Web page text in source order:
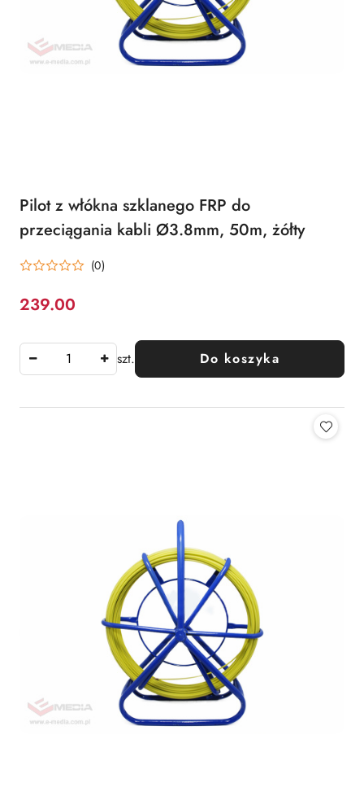
Pilot z włókna szklanego FRP do
przeciągania kabli Ø3.8mm, 50m, żółty
(0)
Cena:
239.00
szt. Do koszyka